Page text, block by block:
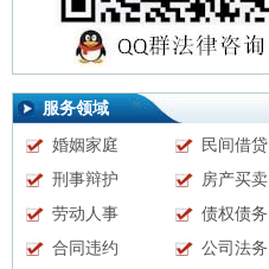
服务领域
婚姻家庭
民间借贷
刑事辩护
房产买卖
劳动人事
债权债务
合同违约
公司法务